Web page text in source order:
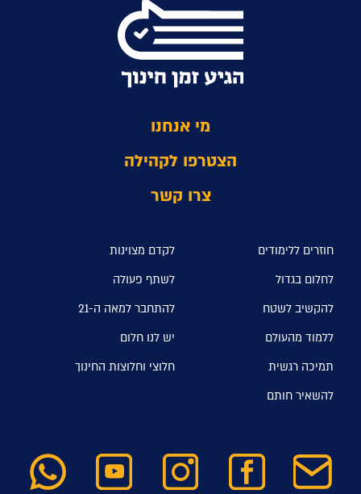
מי אנחנו
הצטרפו לקהילה
צרו קשר
חוזרים ללימודים
לקדם מצוינות
לחלום בגדול
לשתף פעולה
להקשיב לשטח
להתחבר למאה ה-21
ללמוד מהעולם
יש לנו חלום
תמיכה רגשית
חלוצי וחלוצות החינוך
להשאיר חותם